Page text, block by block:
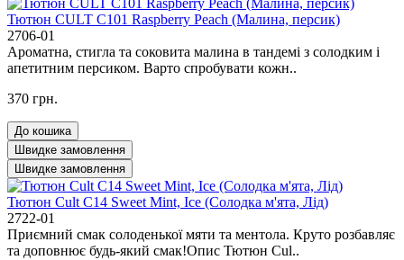
Тютюн CULT C101 Raspberry Peach (Малина, персик)
2706-01
Ароматна, стигла та соковита малина в тандемі з солодким і
апетитним персиком. Варто спробувати кожн..
370 грн.
До кошика
Швидке замовлення
Швидке замовлення
Тютюн Cult C14 Sweet Mint, Ice (Солодка м'ята, Лід)
2722-01
Приємний смак солоденької мяти та ментола. Круто розбавляє
та доповнює будь-який смак!Опис Тютюн Cul..